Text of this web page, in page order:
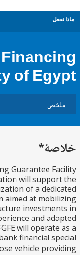
of
Guarantee
operation will
of a
aimed at
experience and
IFGFE will
non-bank financial
purpose vehicle